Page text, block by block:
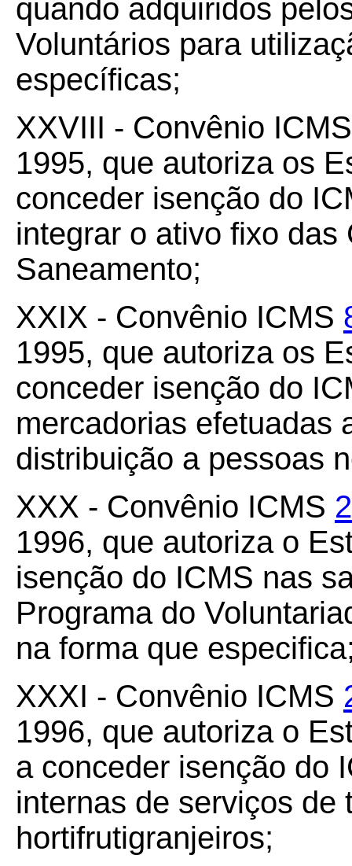
quando adquiridos
Voluntários para
específicas;
XXVIII - Convênio
1995, que autoriza os
conceder isenção do
integrar o ativo fixo
Saneamento;
XXIX - Convênio ICMS
1995, que autoriza os
conceder isenção do
mercadorias efetuadas
distribuição a pessoas
XXX - Convênio ICMS
1996, que autoriza o
isenção do ICMS nas
Programa do
na forma que
XXXI - Convênio ICMS
1996, que autoriza o
a conceder isenção do
internas de serviços de
hortifrutigranjeiros;